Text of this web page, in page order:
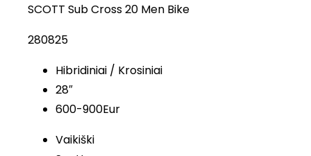
SCOTT Sub Cross 20 Men Bike
280825
Hibridiniai / Krosiniai
28″
600-900Eur
Vaikiški